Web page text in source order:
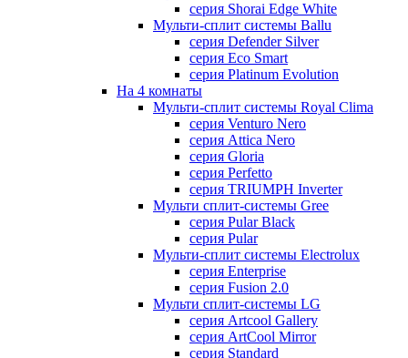
серия Shorai Edge White
Мульти-сплит системы Ballu
серия Defender Silver
серия Eco Smart
серия Platinum Evolution
На 4 комнаты
Мульти-сплит системы Royal Clima
серия Venturo Nero
серия Attica Nero
серия Gloria
серия Perfetto
серия TRIUMPH Inverter
Мульти сплит-системы Gree
серия Pular Black
серия Pular
Мульти-сплит системы Electrolux
серия Enterprise
серия Fusion 2.0
Мульти сплит-системы LG
серия Artcool Gallery
серия ArtCool Mirror
серия Standard